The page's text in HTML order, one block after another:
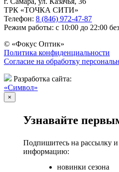
ТРК «ТОЧКА СИТИ»
Телефон: 8 (846) 972-47-87
Режим работы: с 10:00 до 22:00
© «Фокус Оптик»
Политика конфиденциальности
Согласие на обработку
Разработка сайта:
«Символ»
×
Узнавайте
Подпишитесь на рассылку
информацию:
новинки сезона